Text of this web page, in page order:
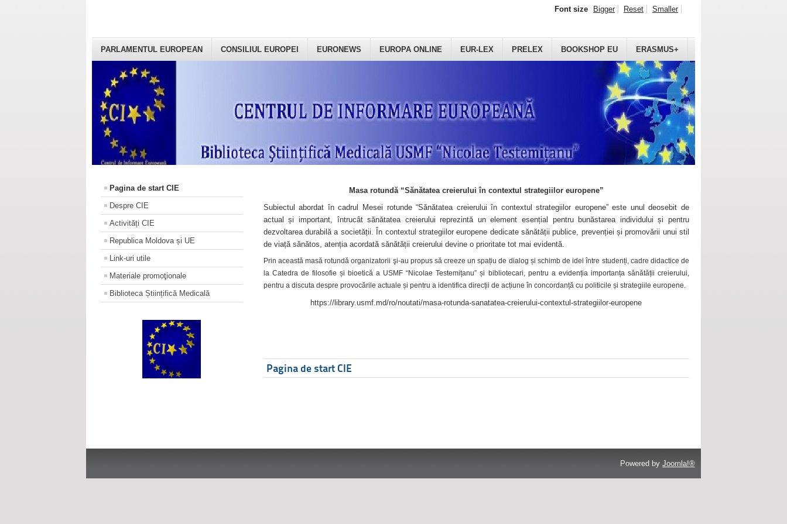
PARLAMENTUL EUROPEAN CONSILIUL EUROPEI EURONEWS EUROPA ONLINE EUR-LEX PRELEX BOOKSHOP EU ERASMUS+
Font size Bigger Reset Smaller
Pagina de start CIE
Despre CIE
Activități CIE
Republica Moldova și UE
Link-uri utile
Materiale promoţionale
Biblioteca Științifică Medicală
Masa rotundă “Sănătatea creierului în contextul strategiilor europene”
Subiectul abordat în cadrul Mesei rotunde “Sănătatea creierului în contextul strategiilor europene” este unul deosebit de
actual și important, întrucât sănătatea creierului reprezintă un element esențial pentru bunăstarea individului și pentru
dezvoltarea durabilă a societății. În contextul strategiilor europene dedicate sănătății publice, prevenției și promovării unui stil
de viață sănătos, atenția acordată sănătății creierului devine o prioritate tot mai evidentă.
Prin această masă rotundă organizatorii şi-au propus să creeze un spațiu de dialog și schimb de idei între studenți, cadre didactice de
la Catedra de filosofie și bioetică a USMF “Nicolae Testemițanu” și bibliotecari, pentru a evidenția importanța sănătății creierului,
pentru a discuta despre provocările actuale și pentru a identifica direcții de acțiune în concordanță cu politicile și strategiile europene.
https://library.usmf.md/ro/noutati/masa-rotunda-sanatatea-creierului-contextul-strategiilor-europene
Pagina de start CIE
Powered by Joomla!®